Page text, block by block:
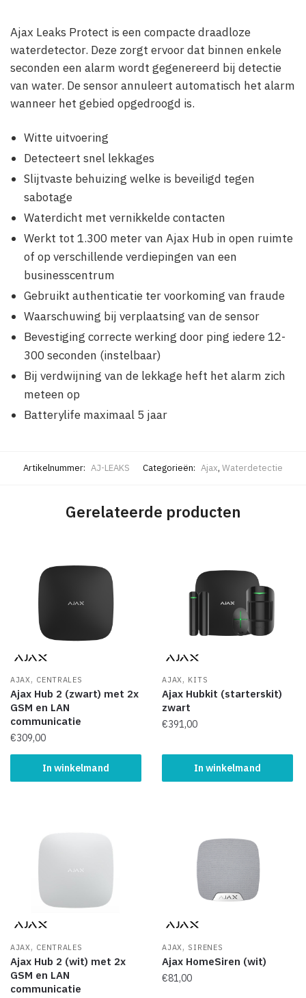
Ajax Leaks Protect is een compacte draadloze
waterdetector. Deze zorgt ervoor dat binnen enkele
seconden een alarm wordt gegenereerd bij detectie
van water. De sensor annuleert automatisch het alarm
wanneer het gebied opgedroogd is.
Witte uitvoering
Detecteert snel lekkages
Slijtvaste behuizing welke is beveiligd tegen
sabotage
Waterdicht met vernikkelde contacten
Werkt tot 1.300 meter van Ajax Hub in open ruimte
of op verschillende verdiepingen van een
businesscentrum
Gebruikt authenticatie ter voorkoming van fraude
Waarschuwing bij verplaatsing van de sensor
Bevestiging correcte werking door ping iedere 12-
300 seconden (instelbaar)
Bij verdwijning van de lekkage heft het alarm zich
meteen op
Batterylife maximaal 5 jaar
Artikelnummer: AJ-LEAKS Categorieën: Ajax, Waterdetectie
Gerelateerde producten
AJAX, CENTRALES
Ajax Hub 2 (zwart) met 2x
GSM en LAN
communicatie
€309,00
In winkelmand
AJAX, KITS
Ajax Hubkit (starterskit)
zwart
€391,00
In winkelmand
AJAX, CENTRALES
Ajax Hub 2 (wit) met 2x
GSM en LAN
communicatie
AJAX, SIRENES
Ajax HomeSiren (wit)
€81,00